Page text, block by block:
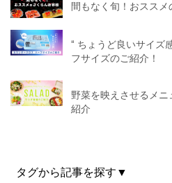
間もなく旬！おスス
“ ちょうど良いサイズ
フサイズのご紹介！
野菜を映えさせるメ
紹介
タグから記事を探す▼